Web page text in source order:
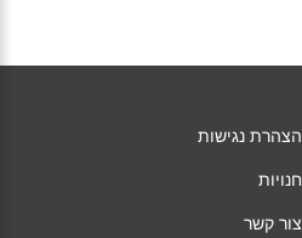
הצהרת נגישות
חנויות
צור קשר